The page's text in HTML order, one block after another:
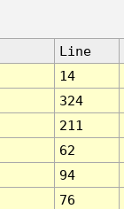
Line
14
324
211
62
94
76